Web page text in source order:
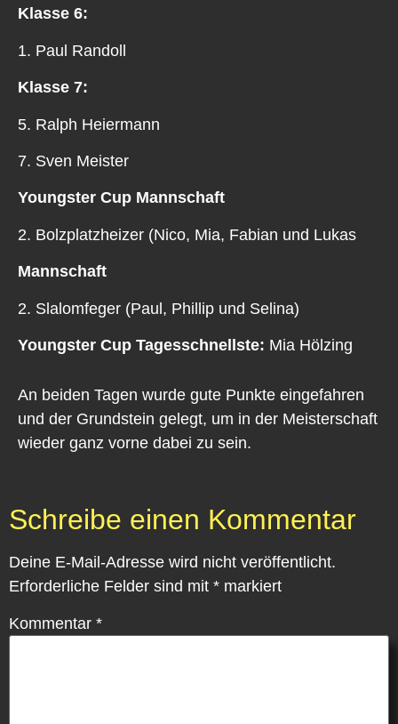
Klasse 6:
1. Paul Randoll
Klasse 7:
5. Ralph Heiermann
7. Sven Meister
Youngster Cup Mannschaft
2. Bolzplatzheizer (Nico, Mia, Fabian und Lukas
Mannschaft
2. Slalomfeger (Paul, Phillip und Selina)
Youngster Cup Tagesschnellste: Mia Hölzing
An beiden Tagen wurde gute Punkte eingefahren
und der Grundstein gelegt, um in der Meisterschaft
wieder ganz vorne dabei zu sein.
Schreibe einen Kommentar
Deine E-Mail-Adresse wird nicht veröffentlicht.
Erforderliche Felder sind mit * markiert
Kommentar *